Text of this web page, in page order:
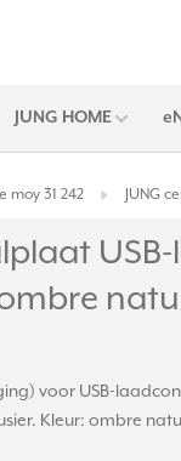
JUNG HOME
moy 31 242 JUNG
voor USB-
Kleur: ombre